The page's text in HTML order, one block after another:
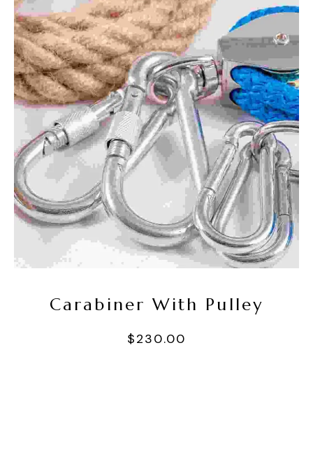
Sepete Ekle
Carabiner With Pulley
$230.00